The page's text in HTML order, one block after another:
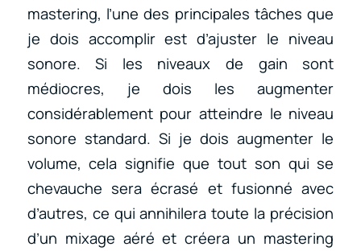
mastering, l’une des principales tâches que
je dois accomplir est d’ajuster le niveau
sonore. Si les niveaux de gain sont
médiocres, je dois les augmenter
considérablement pour atteindre le niveau
sonore standard. Si je dois augmenter le
volume, cela signifie que tout son qui se
chevauche sera écrasé et fusionné avec
d’autres, ce qui annihilera toute la précision
d’un mixage aéré et créera un mastering